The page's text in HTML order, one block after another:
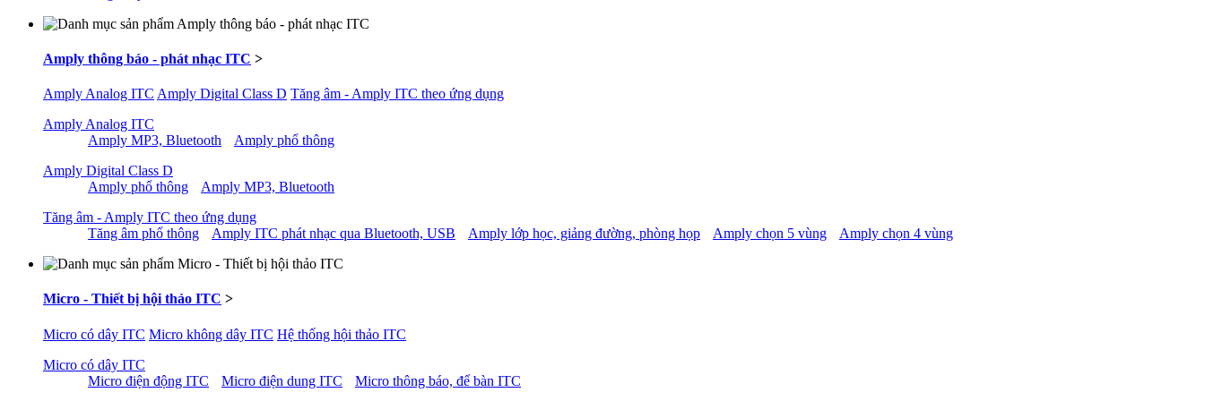
Amply thông báo - phát nhạc ITC >
Amply Analog ITC Amply Digital Class D Tăng âm - Amply ITC theo ứng dụng
Amply Analog ITC
Amply MP3, Bluetooth
Amply phổ thông
Amply Digital Class D
Amply phổ thông
Amply MP3, Bluetooth
Tăng âm - Amply ITC theo ứng dụng
Tăng âm phổ thông
Amply ITC phát nhạc qua Bluetooth, USB Amply lớp học, giảng đường, phòng họp Amply chọn 5 vùng Amply chọn 4 vùng
Micro - Thiết bị hội thảo ITC >
Micro có dây ITC Micro không dây ITC Hệ thống hội thảo ITC
Micro có dây ITC
Micro điện động ITC
Micro điện dung ITC Micro thông báo, để bàn ITC